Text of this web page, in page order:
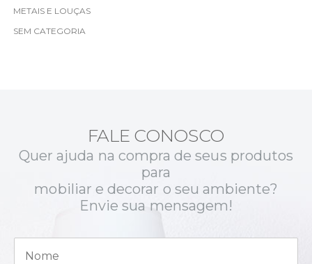
METAIS E LOUÇAS
SEM CATEGORIA
FALE CONOSCO
Quer ajuda na compra de seus produtos
para
mobiliar e decorar o seu ambiente?
Envie sua mensagem!